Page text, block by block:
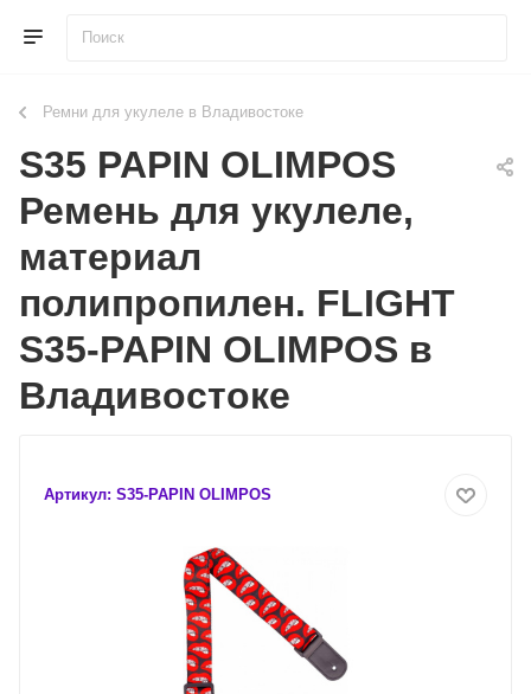
Ремни для укулеле в Владивостоке
S35 PAPIN OLIMPOS
Ремень для укулеле,
материал
полипропилен. FLIGHT
S35-PAPIN OLIMPOS в
Владивостоке
Артикул: S35-PAPIN OLIMPOS